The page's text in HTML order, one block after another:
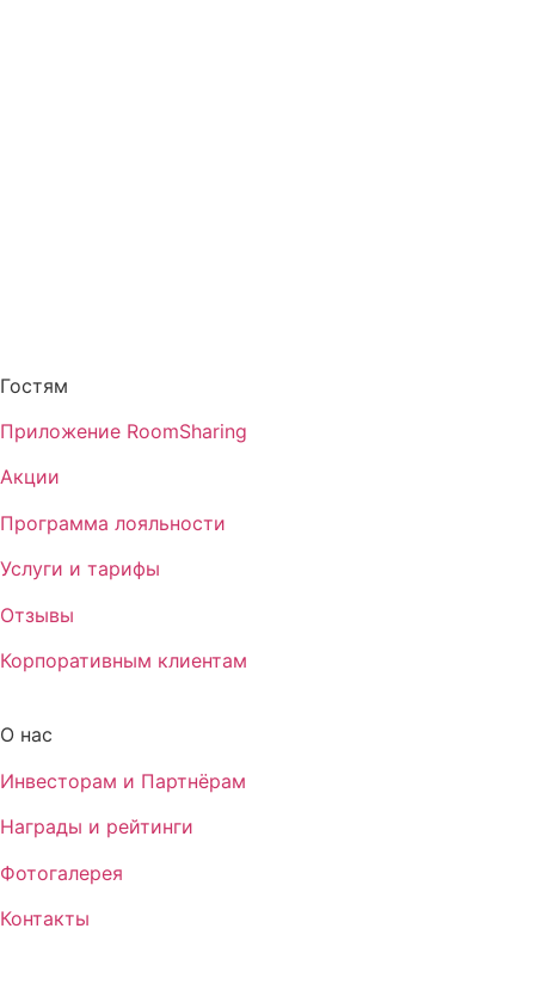
Гостям
Приложение RoomSharing
Акции
Программа лояльности
Услуги и тарифы
Отзывы
Корпоративным клиентам
О нас
Инвесторам и Партнёрам
Награды и рейтинги
Фотогалерея
Контакты